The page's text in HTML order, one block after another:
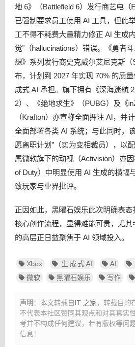
地 6》（Battlefield 6）发行商艺电（
已强制要求员工使用 AI 工具，但此
工不得不耗费大量精力修正 AI 生成
觉”（hallucinations）错误。《勇者
想》系列发行商史克威尔艾尼克斯（
布，计划到 2027 年实现 70% 的质
成式 AI 承担。旗下拥有《深海迷航
2）、《绝地求生》（PUBG）及《
（Krafton）亦宣称全面押注 AI，并
全面部署各类 AI 系统；与此同时，
愿离职计划”（实为变相裁员），以
属微软旗下的动视（Activision）亦
of Duty）中明显使用 AI 生成的横幅
致玩家与业界批评。
正因如此，黑曜石娱乐此次明确表态
核心创作流程，显得难能可贵，尤
的高层正日益聚焦于 AI 领域投入。
Xbox 生成式AI AI
微软
黑曜石娱乐 写作
声明 ：本文转载自IT 之家，转载目的
不代表本社区赞同其观点和对其真实
考并不构成任何建议， 若有版权等问
信息！